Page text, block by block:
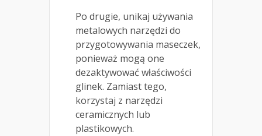
Po drugie, unikaj używania
metalowych narzędzi do
przygotowywania maseczek,
ponieważ mogą one
dezaktywować właściwości
glinek. Zamiast tego,
korzystaj z narzędzi
ceramicznych lub
plastikowych.